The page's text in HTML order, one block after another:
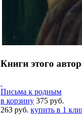
Книги этого
Письма к родным
в корзину 375 руб.
263 руб. купить в 1